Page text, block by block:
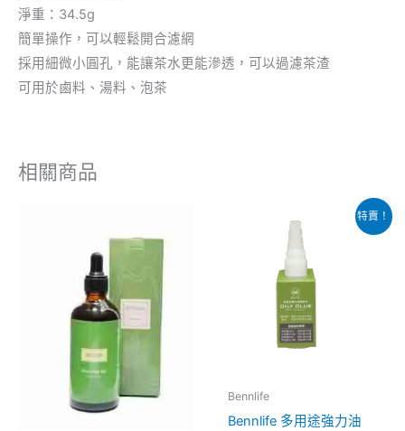
淨重：34.5g
簡單操作，可以輕鬆開合濾網
採用細微小圓孔，能讓茶水更能滲透，可以過濾茶渣
可用於鹵料、湯料、泡茶
相關商品
產
有
多
種
款
式。
可
特賣！
Bennlife
Bennlife 多用途強力油
格：
$38.00。$15.00。